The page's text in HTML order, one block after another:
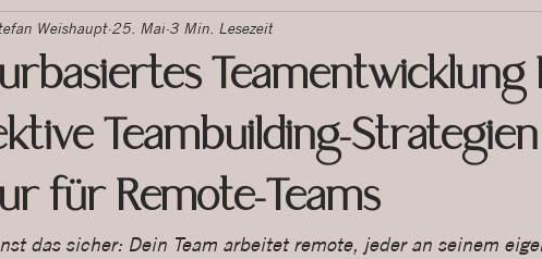
Teamentwicklung
Teamentwicklung
Teambuilding-
für Remote-Teams
Weishaupt 25. Mai 3 Min. Lesezeit
das sicher: Dein Team arbeitet remote, jeder an seinem